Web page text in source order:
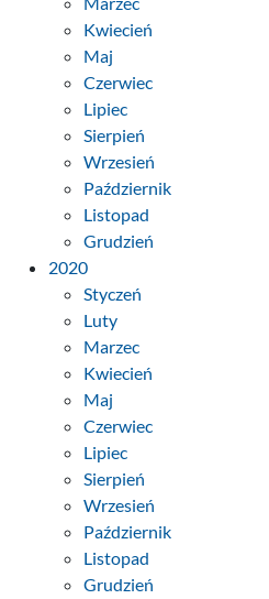
Kwiecień
Maj
Czerwiec
Lipiec
Sierpień
Wrzesień
Październik
Listopad
Grudzień
2020
Styczeń
Luty
Marzec
Kwiecień
Maj
Czerwiec
Lipiec
Sierpień
Wrzesień
Październik
Listopad
Grudzień